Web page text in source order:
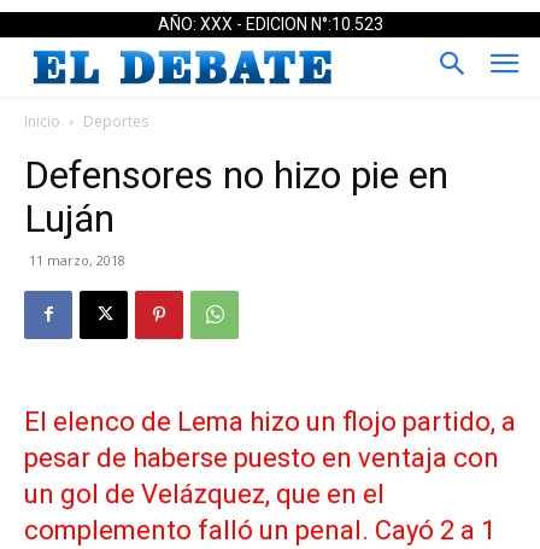
AÑO: XXX - EDICION N°:10.523
Inicio Deportes
Defensores no hizo pie en
Luján
11 marzo, 2018
El elenco de Lema hizo un flojo partido, a
pesar de haberse puesto en ventaja con
un gol de Velázquez, que en el
complemento falló un penal. Cayó 2 a 1